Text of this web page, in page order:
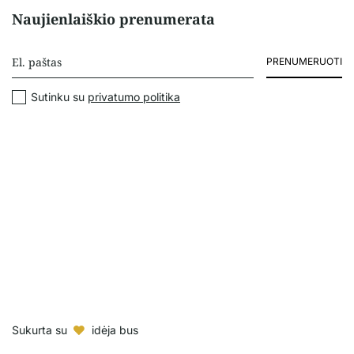
Naujienlaiškio prenumerata
PRENUMERUOTI
Sutinku su privatumo politika
Sukurta su idėja bus